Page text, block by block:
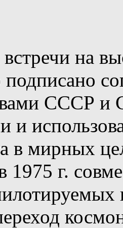
на
подписано
СССР и
и
в мирных
1975 г.